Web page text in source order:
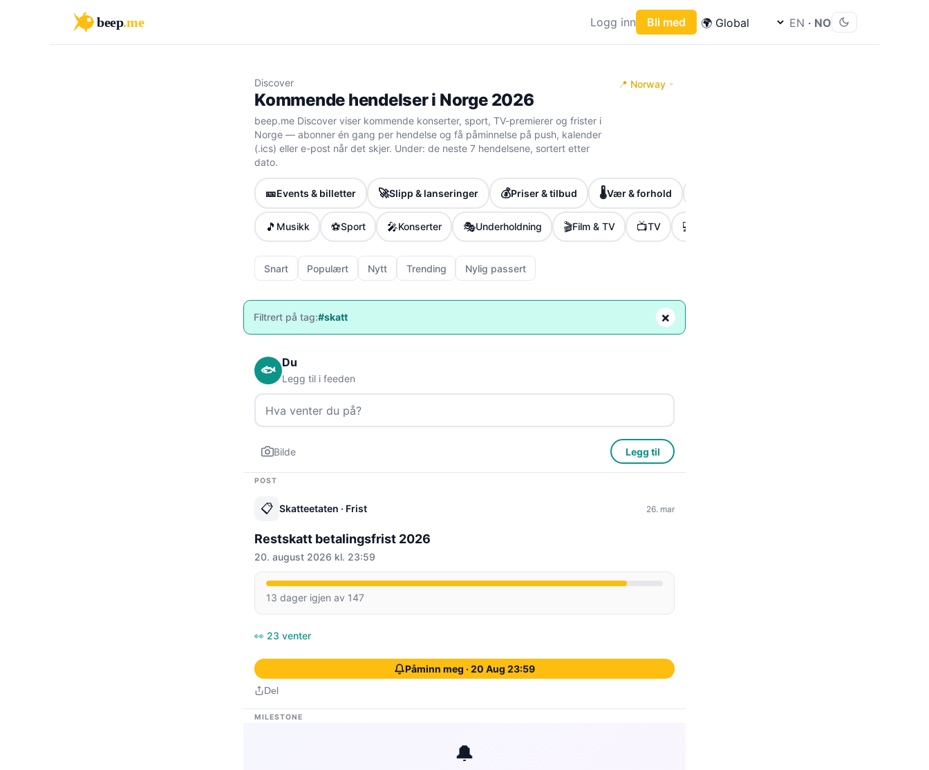
beep.me Logg inn Bli med EN · NO
Discover
Kommende hendelser i Norge 2026
beep.me Discover viser kommende konserter, sport, TV-premierer og frister i
Norge — abonner én gang per hendelse og få påminnelse på push, kalender
(.ics) eller e-post når det skjer. Under: de neste 7 hendelsene, sortert etter
dato.
📍 Norway
🎫Events & billetter 🚀Slipp & lanseringer 💰Priser & tilbud 🌡️Vær & forhold
🎵 Musikk ⚽Sport 🎤Konserter 🎭Underholdning 🎬Film & TV 📺TV 💻
Snart Populært Nytt Trending Nylig passert
Filtrert på tag:#skatt ×
🐟
Du
Legg til i feeden
Bilde Legg til
POST
📋 Skatteetaten · Frist 26. mar
Restskatt betalingsfrist 2026
20. august 2026 kl. 23:59
13 dager igjen av 147
👀 23 venter
Påminn meg · 20 Aug 23:59
Del
MILESTONE
🔔